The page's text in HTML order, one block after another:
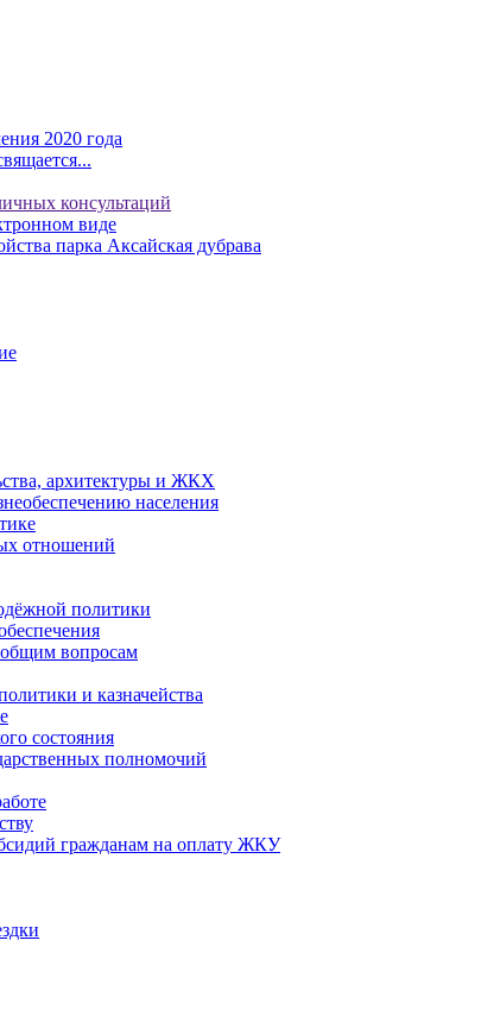
2020 года
консультаций
виде
парка Аксайская дубрава
архитектуры и ЖКХ
населения
отношений
политики
вопросам
и казначейства
состояния
полномочий
гражданам на оплату ЖКУ